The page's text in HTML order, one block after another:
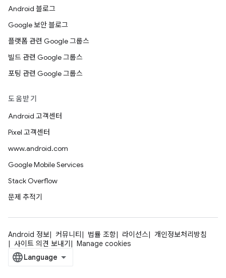
Android 블로그
Google 보안 블로그
플랫폼 관련 Google 그룹스
빌드 관련 Google 그룹스
포팅 관련 Google 그룹스
도움받기
Android 고객센터
Pixel 고객센터
www.android.com
Google Mobile Services
Stack Overflow
문제 추적기
Android 정보 커뮤니티 법률 조항 라이선스
개인정보처리방침
사이트 의견 보내기
Manage cookies